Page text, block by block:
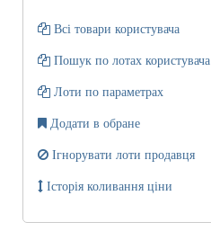
Всі товари користувача
Пошук по лотах користувача
Лоти по параметрах
Додати в обране
Ігнорувати лоти продавця
Історія коливання ціни